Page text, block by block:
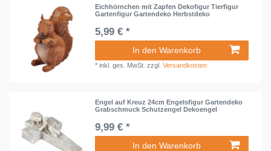
Eichhörnchen mit Zapfen Dekofigur Tierfigur
Gartenfigur Gartendeko Herbstdeko
5,99 € *
In den Warenkorb
*inkl. ges. MwSt. zzgl.Versandkosten
Engel auf Kreuz 24cm Engelsfigur Gartendeko
Grabschmuck Schutzengel Dekoengel
9,99 € *
In den Warenkorb